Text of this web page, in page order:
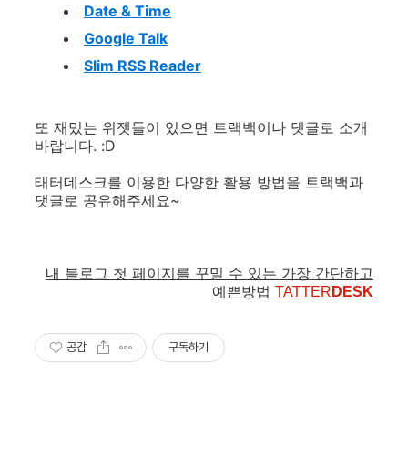
Date & Time
Google Talk
Slim RSS Reader
또 재밌는 위젯들이 있으면 트랙백이나 댓글로 소개
바랍니다. :D
태터데스크를 이용한 다양한 활용 방법을 트랙백과
댓글로 공유해주세요~
내 블로그 첫 페이지를 꾸밀 수 있는 가장 간단하고
예쁜방법 TATTER DESK
공감 구독하기